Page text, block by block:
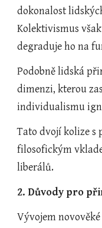
dokonalost
Kolektivismus
degraduje ho na
Podobně lidská
dimenzi, kterou
individualismu
Tato dvojí kolize s
filosofickým
liberálů.
2. Důvody pro
Vývojem